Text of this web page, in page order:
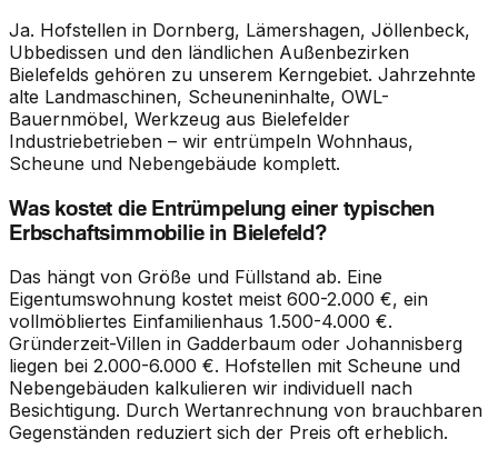
Ja. Hofstellen in Dornberg, Lämershagen, Jöllenbeck,
Ubbedissen und den ländlichen Außenbezirken
Bielefelds gehören zu unserem Kerngebiet. Jahrzehnte
alte Landmaschinen, Scheuneninhalte, OWL-
Bauernmöbel, Werkzeug aus Bielefelder
Industriebetrieben – wir entrümpeln Wohnhaus,
Scheune und Nebengebäude komplett.
Was kostet die Entrümpelung einer typischen
Erbschaftsimmobilie in Bielefeld?
Das hängt von Größe und Füllstand ab. Eine
Eigentumswohnung kostet meist 600-2.000 €, ein
vollmöbliertes Einfamilienhaus 1.500-4.000 €.
Gründerzeit-Villen in Gadderbaum oder Johannisberg
liegen bei 2.000-6.000 €. Hofstellen mit Scheune und
Nebengebäuden kalkulieren wir individuell nach
Besichtigung. Durch Wertanrechnung von brauchbaren
Gegenständen reduziert sich der Preis oft erheblich.